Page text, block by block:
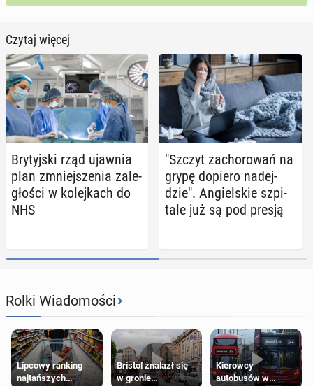
Czytaj więcej
Bry­tyj­ski rząd ujawnia
plan zmniej­sze­nia za­le­
gło­ści w ko­lej­kach do
NHS
"Szczyt za­cho­ro­wań na
grypę dopiero na­dej­
dzie". An­giel­skie szpi­
ta­le już są pod presją
Rolki Wiadomości›
Lipcowy ranking
najtańszych
Bristol znalazł się
w gronie
Kierowcy
autobusów w